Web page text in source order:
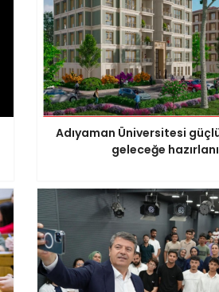
Adıyaman Üniversitesi
geleceğe